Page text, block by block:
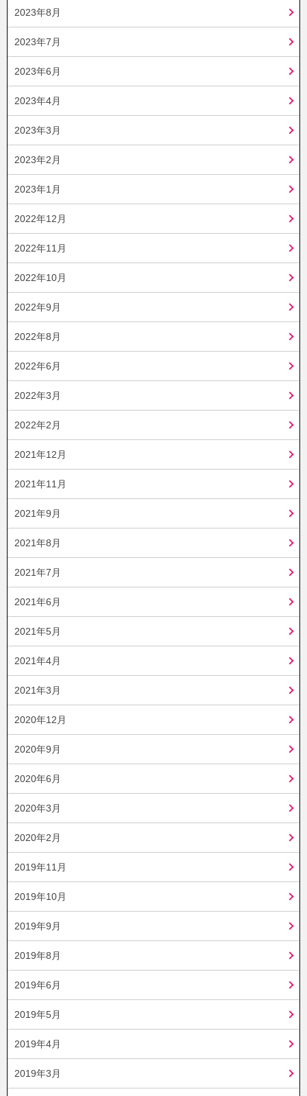
2023年8月
2023年7月
2023年6月
2023年4月
2023年3月
2023年2月
2023年1月
2022年12月
2022年11月
2022年10月
2022年9月
2022年8月
2022年6月
2022年3月
2022年2月
2021年12月
2021年11月
2021年9月
2021年8月
2021年7月
2021年6月
2021年5月
2021年4月
2021年3月
2020年12月
2020年9月
2020年6月
2020年3月
2020年2月
2019年11月
2019年10月
2019年9月
2019年8月
2019年6月
2019年5月
2019年4月
2019年3月